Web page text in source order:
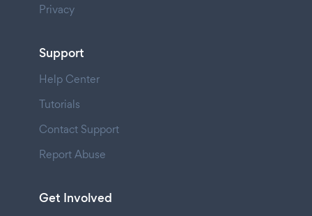
Privacy
Support
Help Center
Tutorials
Contact Support
Report Abuse
Get Involved